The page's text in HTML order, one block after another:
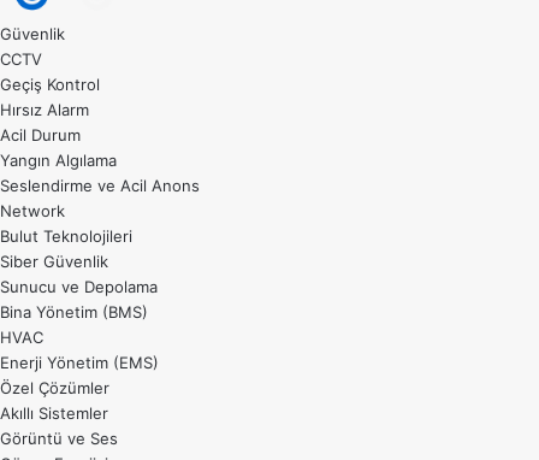
Güvenlik
CCTV
Geçiş Kontrol
Hırsız Alarm
Acil Durum
Yangın Algılama
Seslendirme ve Acil Anons
Network
Bulut Teknolojileri
Siber Güvenlik
Sunucu ve Depolama
Bina Yönetim (BMS)
HVAC
Enerji Yönetim (EMS)
Özel Çözümler
Akıllı Sistemler
Görüntü ve Ses